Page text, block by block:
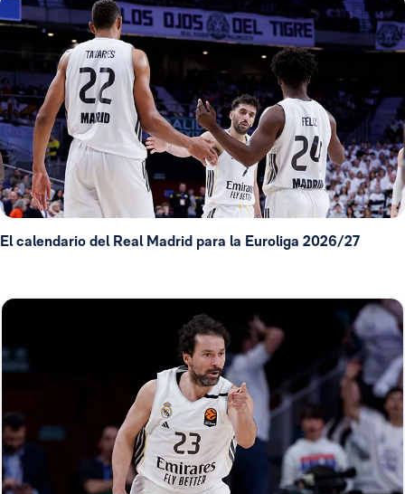
El calendario del Real Madrid para la Euroliga 2026/27